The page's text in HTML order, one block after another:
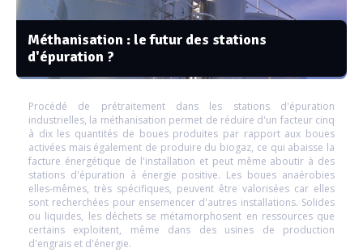
Méthanisation : le futur des stations
d'épuration ?
Procédé de prétraitement dans les stations d'épuration
industrielles, la méthanisation permet de réduire d'un facteur cinq
à dix les quantités de boues produites par rapport aux boues
activées mais également de produire du biogaz, ce qui abaisse la
facture énergétique de l'installation et peut même aboutir à des
stations d'épuration à énergie positive. Les boues anaérobies
elles-mêmes, très spécifiques, peuvent être valorisées car elles
sont recherchées pour ensemencer d'autres installations. Solides
ou liquides, les déchets se métamorphosent en ressources que
certains exploitent, même dans des usines de production
d'engrais et d'énergie.